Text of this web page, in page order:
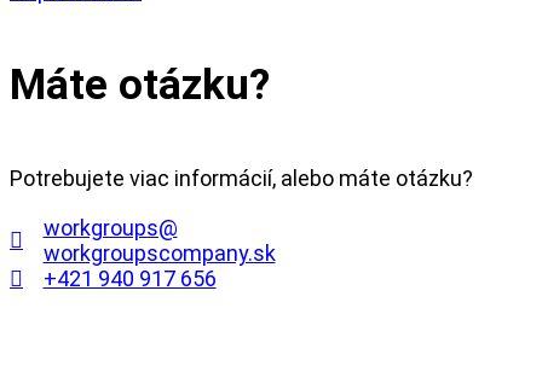
Máte otázku?
Potrebujete viac informácií, alebo máte otázku?
workgroups@
workgroupscompany.sk
+421 940 917 656